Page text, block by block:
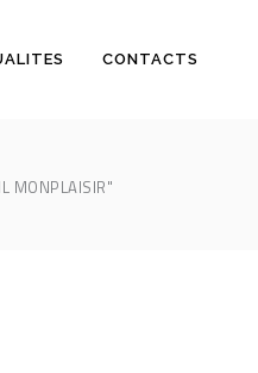
CONTACTS
MONPLAISIR"